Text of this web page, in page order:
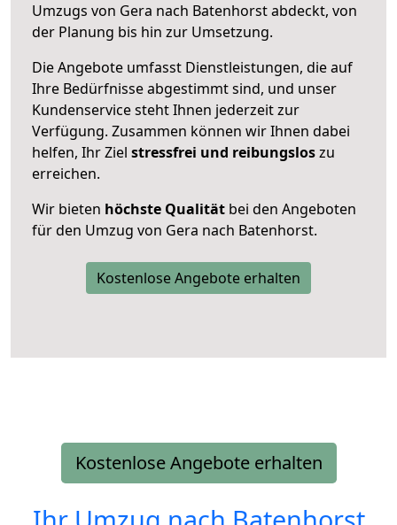
Umzugs von Gera nach Batenhorst abdeckt, von
der Planung bis hin zur Umsetzung.
Die Angebote umfasst Dienstleistungen, die auf
Ihre Bedürfnisse abgestimmt sind, und unser
Kundenservice steht Ihnen jederzeit zur
Verfügung. Zusammen können wir Ihnen dabei
helfen, Ihr Ziel stressfrei und reibungsloszu
erreichen.
Wir bieten höchste Qualität bei den Angeboten
für den Umzug von Gera nach Batenhorst.
Kostenlose Angebote erhalten
Kostenlose Angebote erhalten